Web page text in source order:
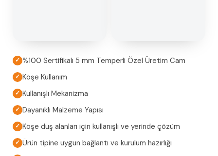
✓ %100 Sertifikalı 5 mm Temperli Özel Üretim Cam
✓ Köşe Kullanım
✓ Kullanışlı Mekanizma
✓ Dayanıklı Malzeme Yapısı
✓ Köşe duş alanları için kullanışlı ve yerinde çözüm
✓ Ürün tipine uygun bağlantı ve kurulum hazırlığı